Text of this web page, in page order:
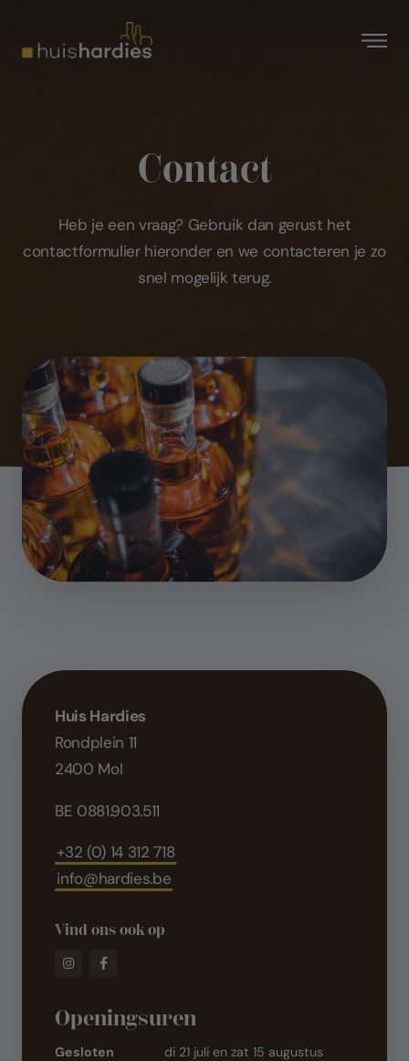
Contact
Heb je een vraag? Gebruik dan gerust het
contactformulier hieronder en we contacteren je zo
snel mogelijk terug.
Huis Hardies
Rondplein 11
2400 Mol
BE 0881.903.511
+32 (0) 14 312 718
info@hardies.be
Vind ons ook op
Openingsuren
Gesloten
di 21 juli en zat 15 augustus